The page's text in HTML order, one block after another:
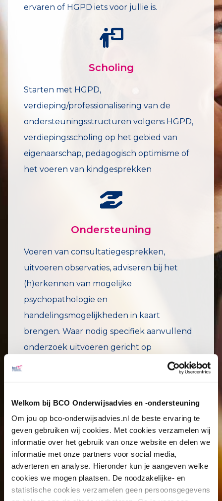
Welkom bij BCO Onderwijsadvies en -ondersteuning
Om jou op bco-onderwijsadvies.nl de beste ervaring te
geven gebruiken wij cookies. Met cookies verzamelen wij
informatie over het gebruik van onze website en delen we
informatie met onze partners voor social media,
adverteren en analyse. Hieronder kun je aangeven welke
cookies we mogen plaatsen. De noodzakelijke- en
statistische cookies verzamelen geen persoonsgegevens
ervaren of HGPD iets voor jullie is.
Scholing
Starten met HGPD,
verdieping/professionalisering van de
ondersteuningsstructuren volgens HGPD,
verdiepingsscholing op het gebied van
eigenaarschap, pedagogisch optimisme of
het voeren van kindgesprekken
Ondersteuning
Voeren van consultatiegesprekken,
uitvoeren observaties, adviseren bij het
(h)erkennen van mogelijke
psychopathologie en
handelingsmogelijkheden in kaart
brengen. Waar nodig specifiek aanvullend
onderzoek uitvoeren gericht op
kindkenmerken en systeemfactoren. Altijd
Leerlingbesprekingen
systematisch inzetten m.b.v.
oplossingsgerichte intervisie
De collega's leren van en met elkaar